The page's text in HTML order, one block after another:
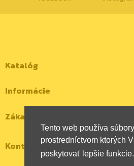
Tento web používa
prostredníctvom ktorých
poskytovať lepšie funkcie.
Katalóg
Informácie
Zákaznícky účet
Kontaktujte nás